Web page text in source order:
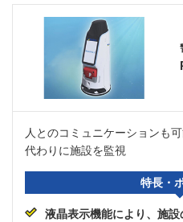
人とのコミュニケーションも
代わりに施設を監視
特長・
液晶表示機能により、施